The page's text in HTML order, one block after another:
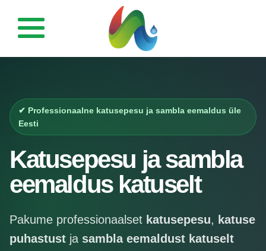
Fassaadipesu
Katusepesu
Tänavakivi ja kivi-
pindade puhastus
puitpindade puhastus
Galerii
✔ Professionaalne katusepesu ja sambla eemaldus üle
Eesti
Katusepesu ja sambla
eemaldus katuselt
Pakume professionaalset katusepesu, katuse
puhastust ja sambla eemaldust katuselt